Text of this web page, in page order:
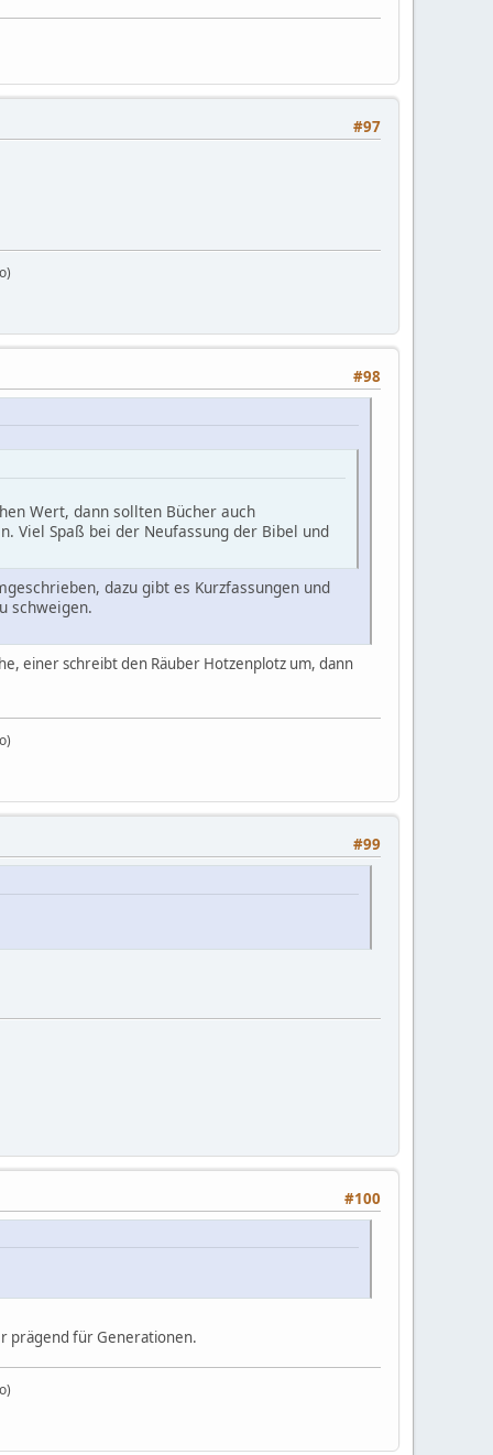
#97
#98
Wert, dann sollten Bücher auch
Viel Spaß bei der Neufassung der Bibel und
dazu gibt es Kurzfassungen und
schweigen.
einer schreibt den Räuber Hotzenplotz um, dann
#99
#100
prägend für Generationen.